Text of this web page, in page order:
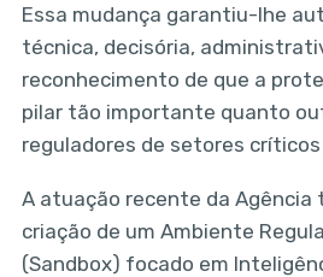
Essa mudança garantiu-lhe
técnica, decisória,
reconhecimento de que a
pilar tão importante quanto
reguladores de setores
A atuação recente da Agência
criação de um Ambiente
(Sandbox) focado em